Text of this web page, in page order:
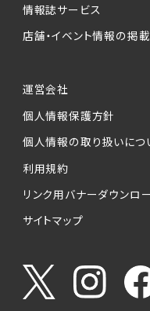
ービスの実施にあ
を入力いただかな
個人情報の第三
当社は、以下の提
します。
(1)お客様が求人応
送信した事業主（
お客様が求職活
うやりとり・情報
ます）
情報誌サービス
店舗・イベント情報の掲
運営会社
個人情報保護方針
個人情報の取り扱いにつ
利用規約
リンク用バナーダウンロ
サイトマップ